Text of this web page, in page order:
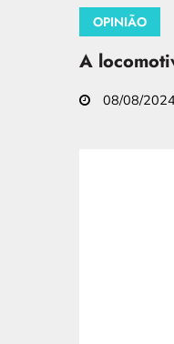
OPINIÃO
A
08/08/